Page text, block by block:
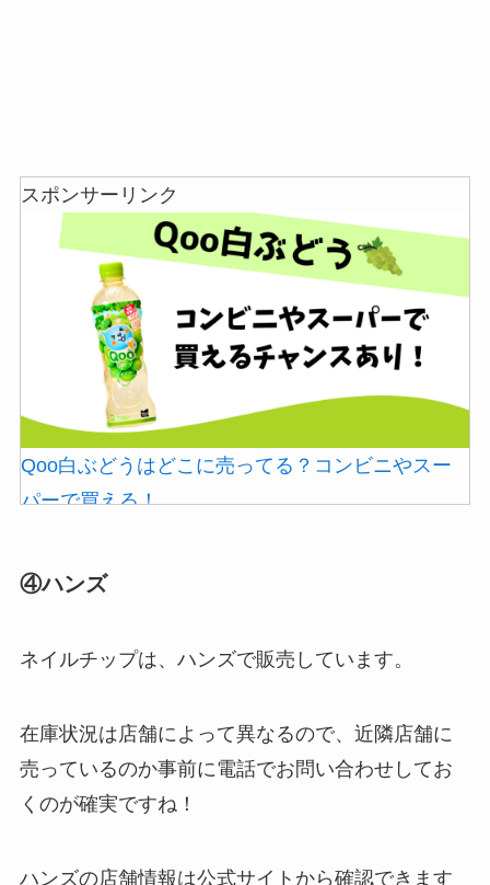
忍者めし鉄の鎧はどこに売ってる？セブン・ロー
ソンなどのコンビニで買える！
シャチハタはどこに売ってる？100均やロフトで買
える！
スポンサーリンク
Qoo白ぶどうはどこに売ってる？コンビニやスー
パーで買える！
ストレッチポールはどこで買える？取扱店は100均
やニトリ？
④ハンズ
ネイルチップは、ハンズで販売しています。
在庫状況は店舗によって異なるので、近隣店舗に
売っているのか事前に電話でお問い合わせしてお
くのが確実ですね！
ハンズの店舗情報は公式サイトから確認できます